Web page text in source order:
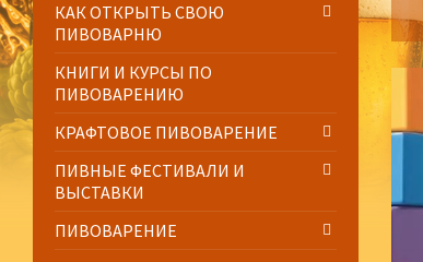
КАК ОТКРЫТЬ СВОЮ
ПИВОВАРНЮ
КНИГИ И КУРСЫ ПО
ПИВОВАРЕНИЮ
КРАФТОВОЕ ПИВОВАРЕНИЕ
ПИВНЫЕ ФЕСТИВАЛИ И
ВЫСТАВКИ
ПИВОВАРЕНИЕ